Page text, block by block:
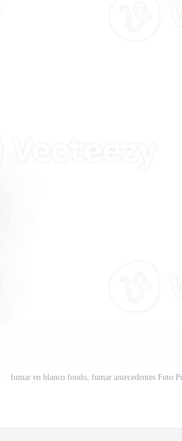
fumar en blanco fondo, fumar antecedentes Foto